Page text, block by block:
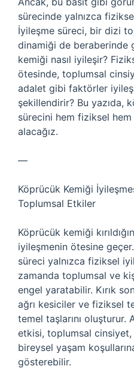
sürecinde yalnızca
İyileşme süreci, bir dizi
dinamiği de beraberinde
kemiği nasıl iyileşir?
ötesinde, toplumsal
adalet gibi faktörler
şekillendirir? Bu yazıda,
sürecini hem fiziksel
alacağız.
—
Köprücük Kemiği
Toplumsal Etkiler
Köprücük kemiği
iyileşmenin ötesine
süreci yalnızca fiziksel
zamanda toplumsal ve
engel yaratabilir. Kırık
ağrı kesiciler ve fiziksel
temel taşlarını
etkisi, toplumsal
bireysel yaşam
gösterebilir.